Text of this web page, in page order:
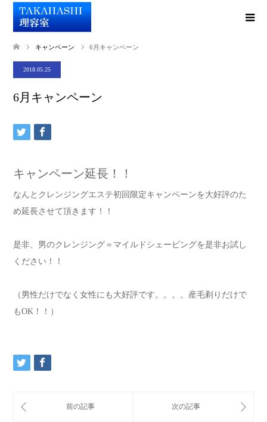
キャンペーン 6月キャンペーン
2018.05.25
6月キャンペーン
キャンペーン延長！！
なんとクレンジングエステ初回限定キャンペーンを大好評のた
め延長させて頂きます！！
是非、男のクレンジング＝マイルドシェービングを是非お試し
ください！！
（男性だけでなく女性にも大好評です。。。。産毛剃りだけで
もOK！！）